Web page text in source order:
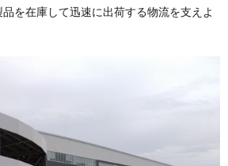
を在庫して迅速に出荷する物流を支えよ